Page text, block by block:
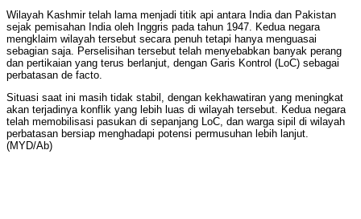
Wilayah Kashmir telah lama menjadi titik api antara India dan Pakistan
sejak pemisahan India oleh Inggris pada tahun 1947. Kedua negara
mengklaim wilayah tersebut secara penuh tetapi hanya menguasai
sebagian saja. Perselisihan tersebut telah menyebabkan banyak perang
dan pertikaian yang terus berlanjut, dengan Garis Kontrol (LoC) sebagai
perbatasan de facto.
Situasi saat ini masih tidak stabil, dengan kekhawatiran yang meningkat
akan terjadinya konflik yang lebih luas di wilayah tersebut. Kedua negara
telah memobilisasi pasukan di sepanjang LoC, dan warga sipil di wilayah
perbatasan bersiap menghadapi potensi permusuhan lebih lanjut.
(MYD/Ab)